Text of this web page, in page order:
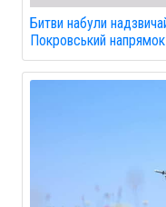
Битви набули
Покровський напрямок